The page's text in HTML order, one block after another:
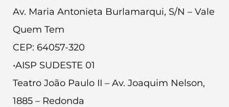
Av. Maria Antonieta Burlamarqui, S/N – Vale
Quem Tem
CEP: 64057-320
•AISP SUDESTE 01
Teatro João Paulo II – Av. Joaquim Nelson,
1885 – Redonda